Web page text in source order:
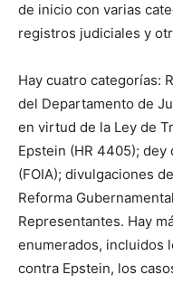
de inicio con varias
registros judiciales y
Hay cuatro categorías:
del Departamento de
en virtud de la Ley de
Epstein (HR 4405);
(FOIA); divulgaciones
Reforma
Representantes. Hay
enumerados, incluidos
contra Epstein, los